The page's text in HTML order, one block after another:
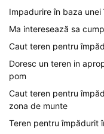
Impadurire în baza unei
Ma interesează sa
Caut teren pentru
Doresc un teren in
pom
Caut teren pentru
zona de munte
Teren pentru împădurit